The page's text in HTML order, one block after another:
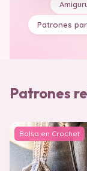
Patrones
Patrones
Bolsa en Crochet